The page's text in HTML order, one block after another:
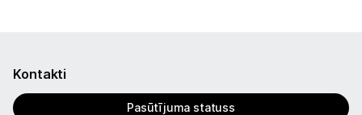
Kontakti
Pasūtījuma statuss